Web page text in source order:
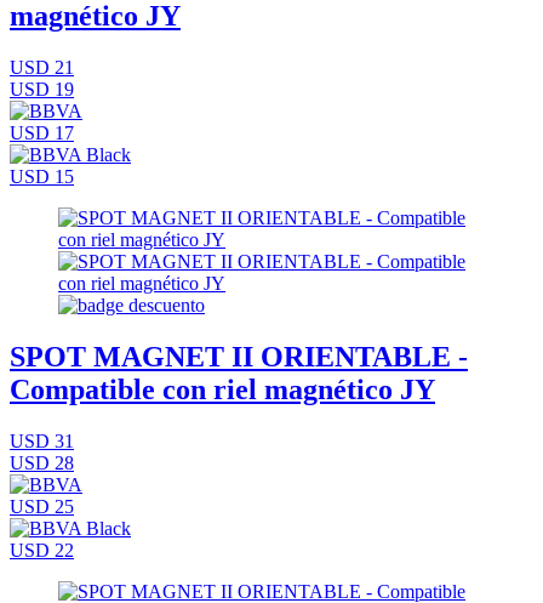
magnético JY
USD 21
USD 19
USD 17
USD 15
SPOT MAGNET II ORIENTABLE -
Compatible con riel magnético JY
USD 31
USD 28
USD 25
USD 22